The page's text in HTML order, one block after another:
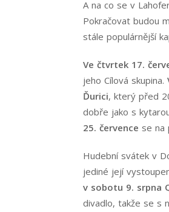
A na co se v
Pokračovat budou
stále populárnější
Ve čtvrtek 17.
jeho Cílová skupina.
Ďurici, který před
dobře jako s
25. července se na
Hudební svátek v
jediné její
v sobotu 9. srpna
divadlo, takže se s